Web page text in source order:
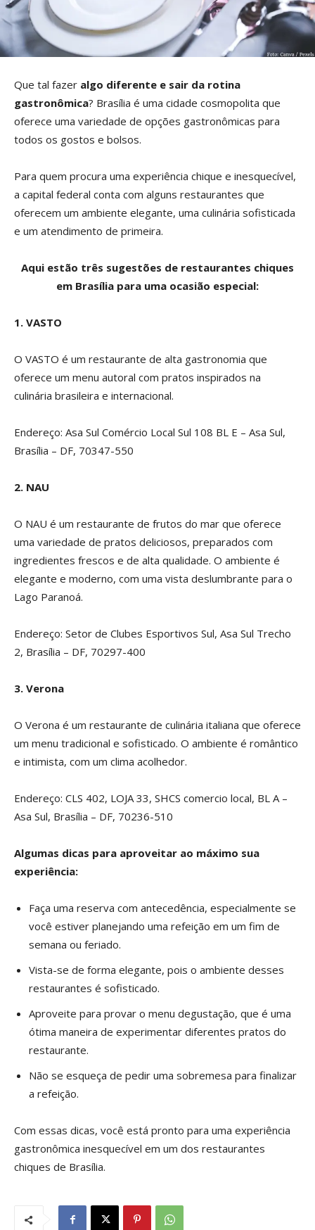
Que tal fazer algo diferente e sair da rotina
gastronômica? Brasília é uma cidade cosmopolita que
oferece uma variedade de opções gastronômicas para
todos os gostos e bolsos.
Para quem procura uma experiência chique e inesquecível,
a capital federal conta com alguns restaurantes que
oferecem um ambiente elegante, uma culinária sofisticada
e um atendimento de primeira.
Aqui estão três sugestões de restaurantes chiques
em Brasília para uma ocasião especial:
1. VASTO
O VASTO é um restaurante de alta gastronomia que
oferece um menu autoral com pratos inspirados na
culinária brasileira e internacional.
Endereço: Asa Sul Comércio Local Sul 108 BL E – Asa Sul,
Brasília – DF, 70347-550
2. NAU
O NAU é um restaurante de frutos do mar que oferece
uma variedade de pratos deliciosos, preparados com
ingredientes frescos e de alta qualidade. O ambiente é
elegante e moderno, com uma vista deslumbrante para o
Lago Paranoá.
Endereço: Setor de Clubes Esportivos Sul, Asa Sul Trecho
2, Brasília – DF, 70297-400
3. Verona
O Verona é um restaurante de culinária italiana que oferece
um menu tradicional e sofisticado. O ambiente é romântico
e intimista, com um clima acolhedor.
Endereço: CLS 402, LOJA 33, SHCS comercio local, BL A –
Asa Sul, Brasília – DF, 70236-510
Algumas dicas para aproveitar ao máximo sua
experiência:
Faça uma reserva com antecedência, especialmente se
você estiver planejando uma refeição em um fim de
semana ou feriado.
Vista-se de forma elegante, pois o ambiente desses
restaurantes é sofisticado.
Aproveite para provar o menu degustação, que é uma
ótima maneira de experimentar diferentes pratos do
restaurante.
Não se esqueça de pedir uma sobremesa para finalizar
a refeição.
Com essas dicas, você está pronto para uma experiência
gastronômica inesquecível em um dos restaurantes
chiques de Brasília.